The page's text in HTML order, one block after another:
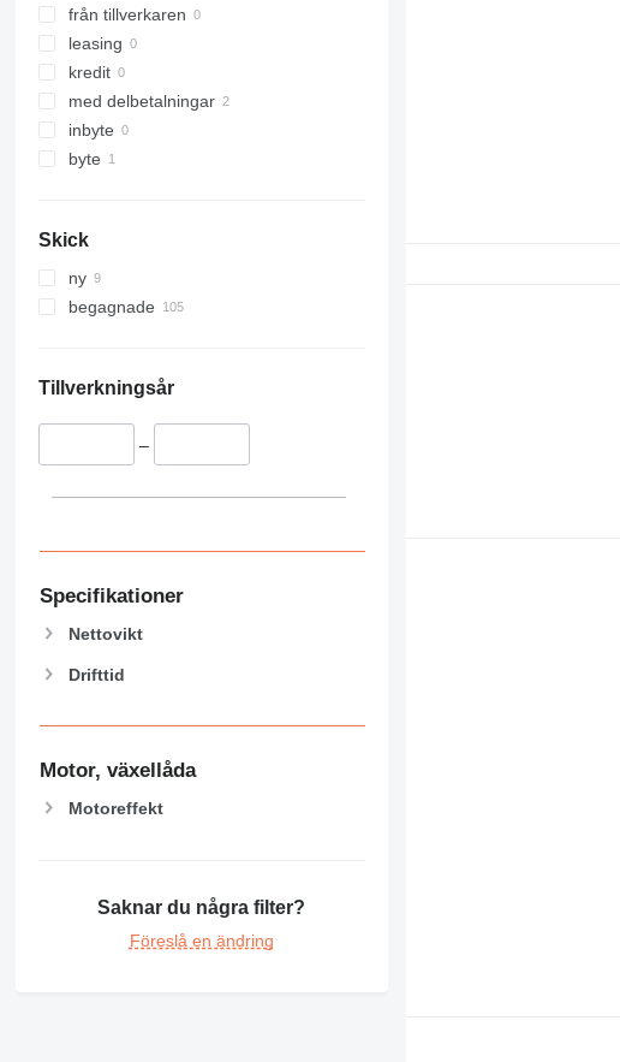
från tillverkaren
leasing
kredit
med delbetalningar
inbyte
byte
Skick
ny
begagnade
Tillverkningsår
–
Specifikationer
Nettovikt
Drifttid
Motor, växellåda
Motoreffekt
Saknar du några filter?
Föreslå en ändring